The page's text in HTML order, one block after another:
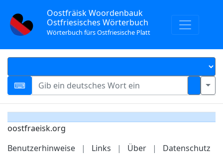
Oostfräisk Woordenbauk
Ostfriesisches Wörterbuch
Wörterbuch fürs Ostfriesische Platt
oostfraeisk.org
Benutzerhinweise
| Links | Über | Datenschutz